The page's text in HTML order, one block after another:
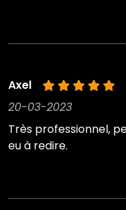
Axel
20-03-2023
Très professionnel,
eu à redire.